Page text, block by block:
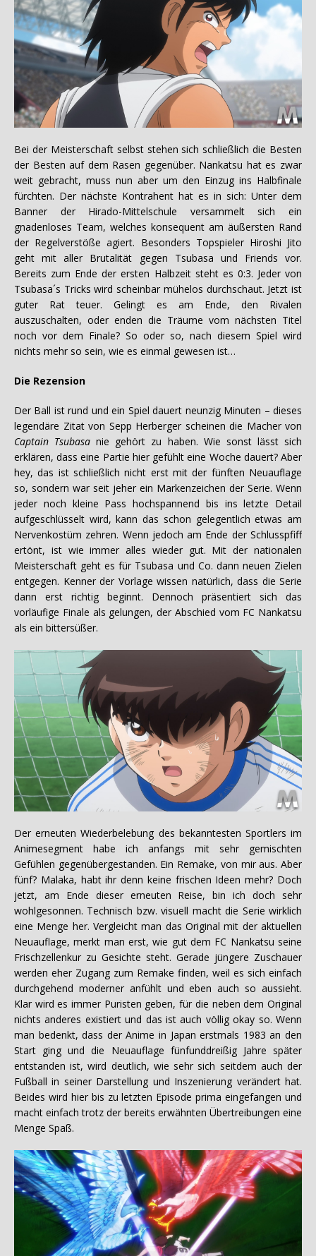
Bei der Meisterschaft selbst stehen sich schließlich die Besten
der Besten auf dem Rasen gegenüber. Nankatsu hat es zwar
weit gebracht, muss nun aber um den Einzug ins Halbfinale
fürchten. Der nächste Kontrahent hat es in sich: Unter dem
Banner der Hirado-Mittelschule versammelt sich ein
gnadenloses Team, welches konsequent am äußersten Rand
der Regelverstöße agiert. Besonders Topspieler Hiroshi Jito
geht mit aller Brutalität gegen Tsubasa und Friends vor.
Bereits zum Ende der ersten Halbzeit steht es 0:3. Jeder von
Tsubasa´s Tricks wird scheinbar mühelos durchschaut. Jetzt ist
guter Rat teuer. Gelingt es am Ende, den Rivalen
auszuschalten, oder enden die Träume vom nächsten Titel
noch vor dem Finale? So oder so, nach diesem Spiel wird
nichts mehr so sein, wie es einmal gewesen ist…
Die Rezension
Der Ball ist rund und ein Spiel dauert neunzig Minuten – dieses
legendäre Zitat von Sepp Herberger scheinen die Macher von
Captain Tsubasa nie gehört zu haben. Wie sonst lässt sich
erklären, dass eine Partie hier gefühlt eine Woche dauert? Aber
hey, das ist schließlich nicht erst mit der fünften Neuauflage
so, sondern war seit jeher ein Markenzeichen der Serie. Wenn
jeder noch kleine Pass hochspannend bis ins letzte Detail
aufgeschlüsselt wird, kann das schon gelegentlich etwas am
Nervenkostüm zehren. Wenn jedoch am Ende der Schlusspfiff
ertönt, ist wie immer alles wieder gut. Mit der nationalen
Meisterschaft geht es für Tsubasa und Co. dann neuen Zielen
entgegen. Kenner der Vorlage wissen natürlich, dass die Serie
dann erst richtig beginnt. Dennoch präsentiert sich das
vorläufige Finale als gelungen, der Abschied vom FC Nankatsu
als ein bittersüßer.
Der erneuten Wiederbelebung des bekanntesten Sportlers im
Animesegment habe ich anfangs mit sehr gemischten
Gefühlen gegenübergestanden. Ein Remake, von mir aus. Aber
fünf? Malaka, habt ihr denn keine frischen Ideen mehr? Doch
jetzt, am Ende dieser erneuten Reise, bin ich doch sehr
wohlgesonnen. Technisch bzw. visuell macht die Serie wirklich
eine Menge her. Vergleicht man das Original mit der aktuellen
Neuauflage, merkt man erst, wie gut dem FC Nankatsu seine
Frischzellenkur zu Gesichte steht. Gerade jüngere Zuschauer
werden eher Zugang zum Remake finden, weil es sich einfach
durchgehend moderner anfühlt und eben auch so aussieht.
Klar wird es immer Puristen geben, für die neben dem Original
nichts anderes existiert und das ist auch völlig okay so. Wenn
man bedenkt, dass der Anime in Japan erstmals 1983 an den
Start ging und die Neuauflage fünfunddreißig Jahre später
entstanden ist, wird deutlich, wie sehr sich seitdem auch der
Fußball in seiner Darstellung und Inszenierung verändert hat.
Beides wird hier bis zu letzten Episode prima eingefangen und
macht einfach trotz der bereits erwähnten Übertreibungen eine
Menge Spaß.